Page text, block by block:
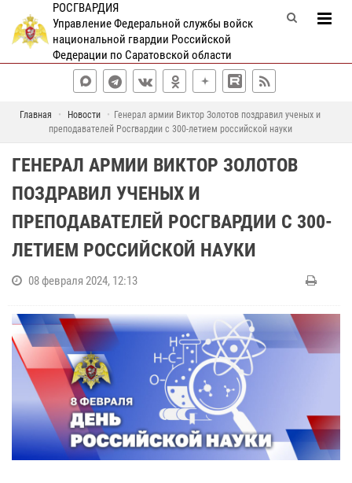
РОСГВАРДИЯ
Управление Федеральной службы войск
национальной гвардии Российской
Федерации по Саратовской области
Главная Новости
Генерал армии Виктор Золотов поздравил ученых и
преподавателей Росгвардии с 300-летием российской науки
ГЕНЕРАЛ АРМИИ ВИКТОР ЗОЛОТОВ
ПОЗДРАВИЛ УЧЕНЫХ И
ПРЕПОДАВАТЕЛЕЙ РОСГВАРДИИ С 300-
ЛЕТИЕМ РОССИЙСКОЙ НАУКИ
08 февраля 2024, 12:13